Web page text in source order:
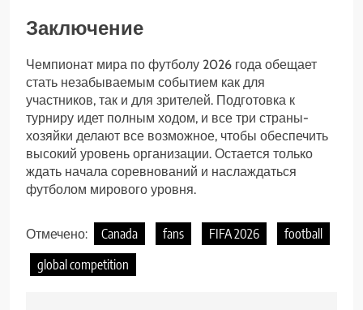
Заключение
Чемпионат мира по футболу 2026 года обещает
стать незабываемым событием как для
участников, так и для зрителей. Подготовка к
турниру идет полным ходом, и все три страны-
хозяйки делают все возможное, чтобы обеспечить
высокий уровень организации. Остается только
ждать начала соревнований и наслаждаться
футболом мирового уровня.
Отмечено: Canada fans FIFA 2026
football
global competition